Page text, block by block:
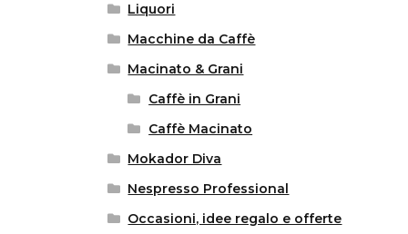
Liquori
Macchine da Caffè
Macinato & Grani
Caffè in Grani
Caffè Macinato
Mokador Diva
Nespresso Professional
Occasioni, idee regalo e offerte